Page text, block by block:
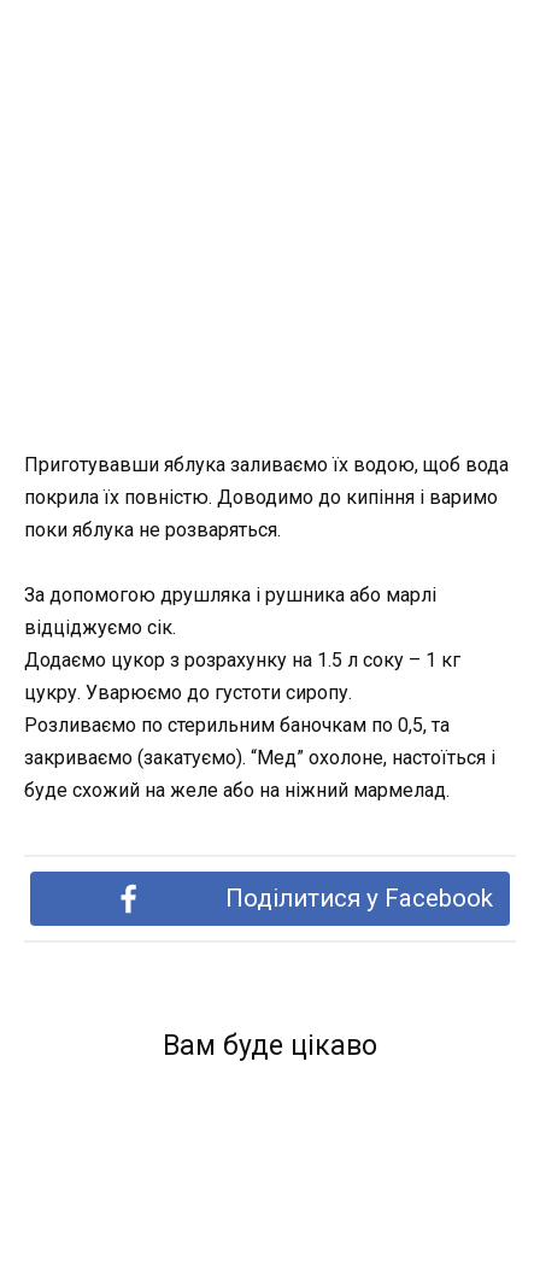
Приготувавши яблука заливаємо їх водою, щоб вода
покрила їх повністю. Доводимо до кипіння і варимо
поки яблука не розваряться.
За допомогою друшляка і рушника або марлі
відціджуємо сік.
Додаємо цукор з розрахунку на 1.5 л соку – 1 кг
цукру. Уварюємо до густоти сиропу.
Розливаємо по стерильним баночкам по 0,5, та
закриваємо (закатуємо). “Мед” охолоне, настоїться і
буде схожий на желе або на ніжний мармелад.
Поділитися у Facebook
Вам буде цікаво